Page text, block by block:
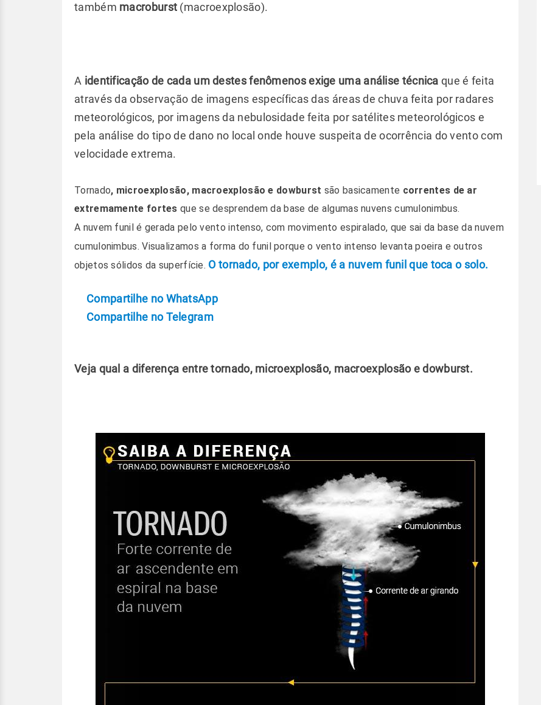
também macroburst (macroexplosão).
A identificação de cada um destes fenômenos exige uma análise técnica que é feita
através da observação de imagens específicas das áreas de chuva feita por radares
meteorológicos, por imagens da nebulosidade feita por satélites meteorológicos e
pela análise do tipo de dano no local onde houve suspeita de ocorrência do vento com
velocidade extrema.
Tornado, microexplosão, macroexplosão e dowburst são basicamente correntes de ar
extremamente fortes que se desprendem da base de algumas nuvens cumulonimbus.
A nuvem funil é gerada pelo vento intenso, com movimento espiralado, que sai da base da nuvem
cumulonimbus. Visualizamos a forma do funil porque o vento intenso levanta poeira e outros
objetos sólidos da superfície. O tornado, por exemplo, é a nuvem funil que toca o solo.
Compartilhe no WhatsApp
Compartilhe no Telegram
Veja qual a diferença entre tornado, microexplosão, macroexplosão e dowburst.